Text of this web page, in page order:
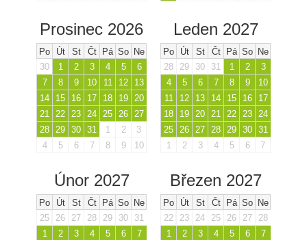
Prosinec 2026
Po Út St Čt Pá So Ne
30
1 2 3 4 5
6
7
8 9 10 11 12
13
14
15 16 17 18 19
20
21
22 23 24 25 26
27
28
29 30 31 1 2
3
4
5 6 7 8 9 10
Leden 2027
Po Út St Čt Pá So Ne
28
29 30 31 1 2
3
4
5 6 7 8 9
10
11
12 13 14 15 16
17
18
19 20 21 22 23
24
25
26 27 28 29 30 31
1
2 3 4 5 6 7
Únor 2027
Po Út St Čt Pá So Ne
25
26 27 28 29 30
31
1
2 3 4 5 6
7
Březen 2027
Po Út St Čt Pá So Ne
22
23 24 25 26 27
28
1
2 3 4 5 6
7